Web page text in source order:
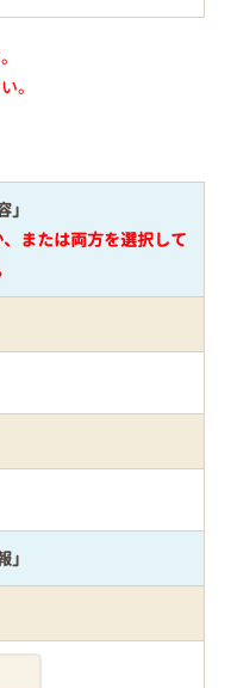
。
」
または両方を選択して
」